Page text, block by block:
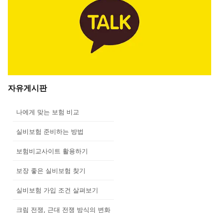
자유게시판
나에게 맞는 보험 비교
실비보험 준비하는 방법
보험비교사이트 활용하기
보장 좋은 실비보험 찾기
실비보험 가입 조건 살펴보기
크림 전쟁, 근대 전쟁 방식의 변화